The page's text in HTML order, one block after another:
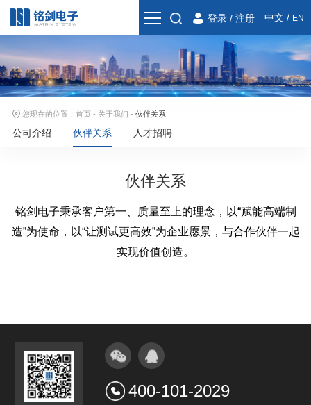
登录 / 注册 中文 / EN
您现在的位置： 首页 - 关于我们 - 伙伴关系
公司介绍 伙伴关系 人才招聘
伙伴关系
铭剑电子秉承客户第一、质量至上的理念，以“赋能高端制
造”为使命，以“让测试更高效”为企业愿景，与合作伙伴一起
实现价值创造。
400-101-2029